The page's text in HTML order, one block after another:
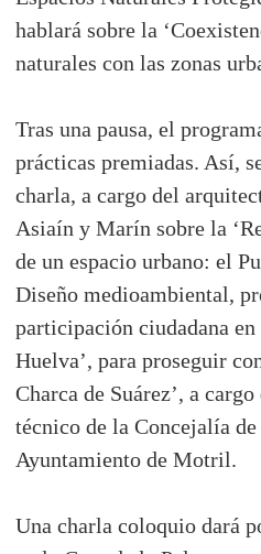
hablará sobre la
naturales con las zonas
Tras una pausa, el
prácticas premiadas. Así,
charla, a cargo del
Asiaín y Marín sobre la
de un espacio urbano: el
Diseño medioambiental,
participación ciudadana
Huelva’, para proseguir
Charca de Suárez’, a
técnico de la Concejalía
Ayuntamiento de Motril.
Una charla coloquio dará